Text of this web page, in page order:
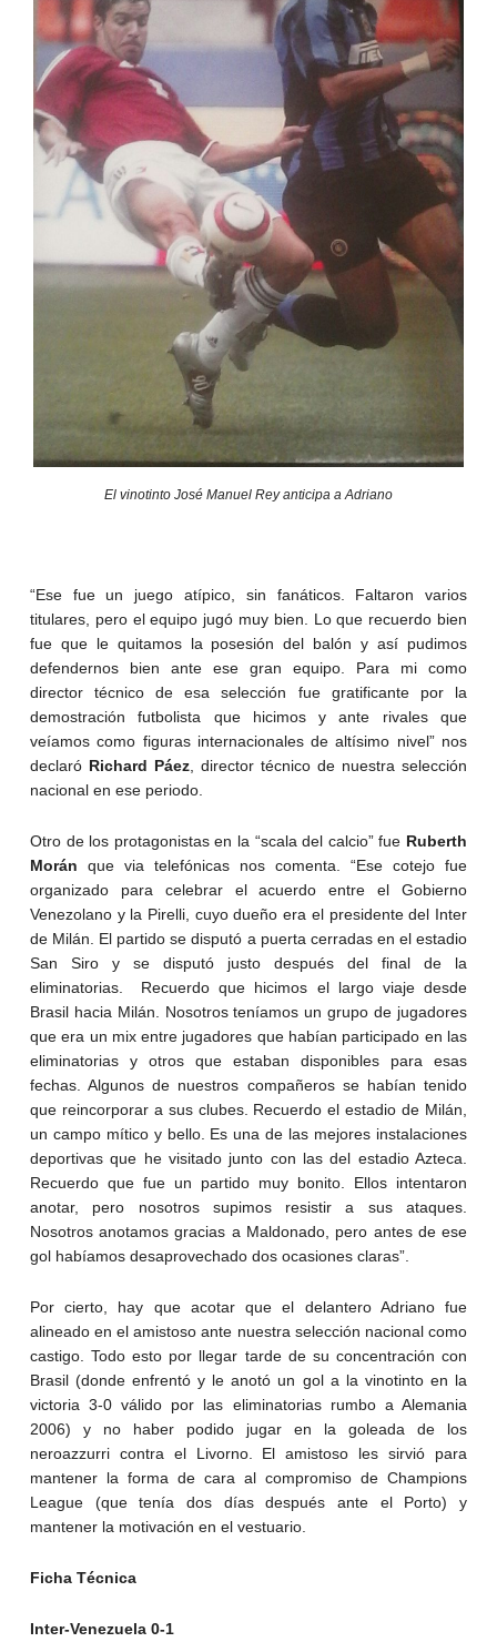
El vinotinto José Manuel Rey anticipa a Adriano
“Ese fue un juego atípico, sin fanáticos. Faltaron varios
titulares, pero el equipo jugó muy bien. Lo que recuerdo bien
fue que le quitamos la posesión del balón y así pudimos
defendernos bien ante ese gran equipo. Para mi como
director técnico de esa selección fue gratificante por la
demostración futbolista que hicimos y ante rivales que
veíamos como figuras internacionales de altísimo nivel” nos
declaró Richard Páez, director técnico de nuestra selección
nacional en ese periodo.
Otro de los protagonistas en la “scala del calcio” fue Ruberth
Morán que via telefónicas nos comenta. “Ese cotejo fue
organizado para celebrar el acuerdo entre el Gobierno
Venezolano y la Pirelli, cuyo dueño era el presidente del Inter
de Milán. El partido se disputó a puerta cerradas en el estadio
San Siro y se disputó justo después del final de la
eliminatorias. Recuerdo que hicimos el largo viaje desde
Brasil hacia Milán. Nosotros teníamos un grupo de jugadores
que era un mix entre jugadores que habían participado en las
eliminatorias y otros que estaban disponibles para esas
fechas. Algunos de nuestros compañeros se habían tenido
que reincorporar a sus clubes. Recuerdo el estadio de Milán,
un campo mítico y bello. Es una de las mejores instalaciones
deportivas que he visitado junto con las del estadio Azteca.
Recuerdo que fue un partido muy bonito. Ellos intentaron
anotar, pero nosotros supimos resistir a sus ataques.
Nosotros anotamos gracias a Maldonado, pero antes de ese
gol habíamos desaprovechado dos ocasiones claras”.
Por cierto, hay que acotar que el delantero Adriano fue
alineado en el amistoso ante nuestra selección nacional como
castigo. Todo esto por llegar tarde de su concentración con
Brasil (donde enfrentó y le anotó un gol a la vinotinto en la
victoria 3-0 válido por las eliminatorias rumbo a Alemania
2006) y no haber podido jugar en la goleada de los
neroazzurri contra el Livorno. El amistoso les sirvió para
mantener la forma de cara al compromiso de Champions
League (que tenía dos días después ante el Porto) y
mantener la motivación en el vestuario.
Ficha Técnica
Inter-Venezuela 0-1